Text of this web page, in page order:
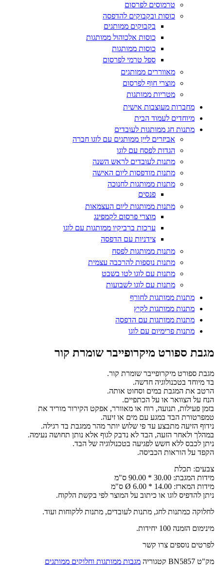
טרמוסים לפרסום
כוסות ובקבוקים להדפסה
בקבוקים ממותגים
כוסות אלכוהול ממותגות
כוסות ממותגות
ספל טרמי לפרסום
מאווררים ממותגים
מוצרי חוף לפרסום
מטריות ממותגות
מחברות מעוצבות אישית
מיוחדים לעמוד הבית
מתנות חג ממותגות לעובדים
אביזרים ליין ממותגים עם לוגו חברה
הגדות לפסח עם לוגו
מתנות לעובדים לראש השנה
מתנות מודפסות ליום האישה
מתנות ממותגות לחנוכה
פנסים
מתנות ממותגות ליום העצמאות
מוצרי פרסום לקמפינג
ערכות ברביקיו ממותגות עם לוגו
צידניות עם הדפסה
מתנות ממותגות לפסח
מתנות נוספות להרכבה עצמית
מתנות עם לוגו לטו בשבט
מתנות עם לוגו לשבועות
מתנות ממותגות לחורף
מתנות ממותגות לקיץ
מתנות ממותגות עם הדפסה
מתנות פרימיום עם לוגו
מגבת ספורט מיקרופייבר שומרת קור
מגבת ספורט מיקרופייבר שומרת קור.
בד מיוחד בטכנולוגיה חדשה.
הרטב את המגבת במים וסחוט אותה.
הנח על הצוואר או על הכתפיים.
בזמן פעילות, תנועה, רוח או מאוורר, אפקט הקירור מוריד את
טמפרטורת הבד במגע עם מים או זיעה.
נידוף הזיעה מתבצע עד פי שלוש יותר מהר ממגבת בד רגילה.
במהלך ולאחר הזעה, הבד לא נדבק לגוף אלא נותן תחושה נעימה.
ניתן לכבס ללא חשש לפגיעה בטכנולוגיה של הבד.
הקפד על הוראות הכביסה.
צבעים: תכלת
מידות המגבת: 30.00 * 90.00 ס"מ
מידות המארז: 14.00 * Ø 6.00 ס"מ
ניתן להדפיס לוגו או כיתוב על המוצר לפי בקשת הלקוח.
לחלוקה כמתנות לחג, מתנות לעובדים, מתנות ללקוחות ועוד.
מינימום הזמנה 100 יחידות.
לפרטים נוספים צרו קשר
מק"ט BN5857 קטגוריה מגבות ממותגות וחלוקים ממותגים